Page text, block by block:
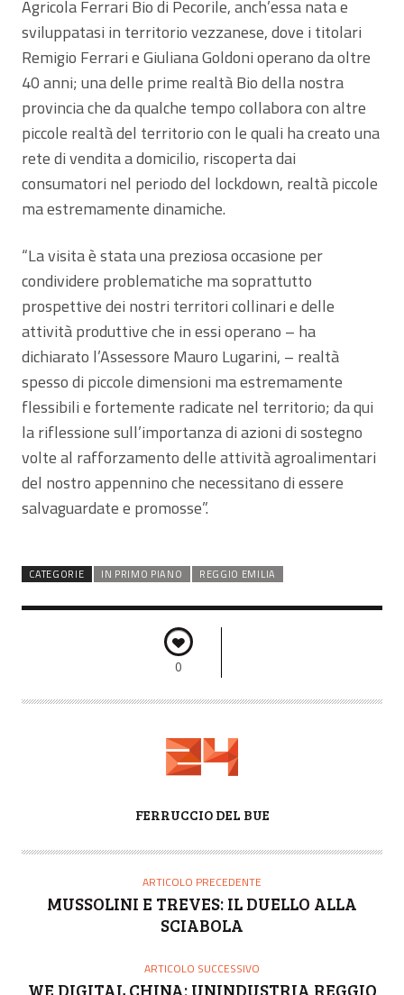
Agricola Ferrari Bio di Pecorile, anch’essa nata e
sviluppatasi in territorio vezzanese, dove i titolari
Remigio Ferrari e Giuliana Goldoni operano da oltre
40 anni; una delle prime realtà Bio della nostra
provincia che da qualche tempo collabora con altre
piccole realtà del territorio con le quali ha creato una
rete di vendita a domicilio, riscoperta dai
consumatori nel periodo del lockdown, realtà piccole
ma estremamente dinamiche.
“La visita è stata una preziosa occasione per
condividere problematiche ma soprattutto
prospettive dei nostri territori collinari e delle
attività produttive che in essi operano – ha
dichiarato l’Assessore Mauro Lugarini, – realtà
spesso di piccole dimensioni ma estremamente
flessibili e fortemente radicate nel territorio; da qui
la riflessione sull’importanza di azioni di sostegno
volte al rafforzamento delle attività agroalimentari
del nostro appennino che necessitano di essere
salvaguardate e promosse”.
CATEGORIE IN PRIMO PIANO REGGIO EMILIA
0
T
FERRUCCIO DEL BUE
ARTICOLO PRECEDENTE
MUSSOLINI E TREVES: IL DUELLO ALLA
SCIABOLA
ARTICOLO SUCCESSIVO
WE DIGITAL CHINA: UNINDUSTRIA REGGIO